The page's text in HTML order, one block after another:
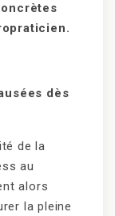
dès
de la
au
alors
la pleine